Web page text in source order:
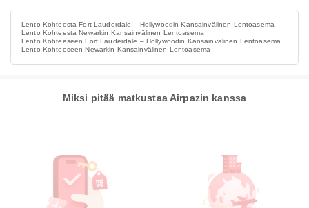
Lento Kohteesta Fort Lauderdale – Hollywoodin Kansainvälinen Lentoasema
Lento Kohteesta Newarkin Kansainvälinen Lentoasema
Lento Kohteeseen Fort Lauderdale – Hollywoodin Kansainvälinen Lentoasema
Lento Kohteeseen Newarkin Kansainvälinen Lentoasema
Miksi pitää matkustaa Airpazin kanssa